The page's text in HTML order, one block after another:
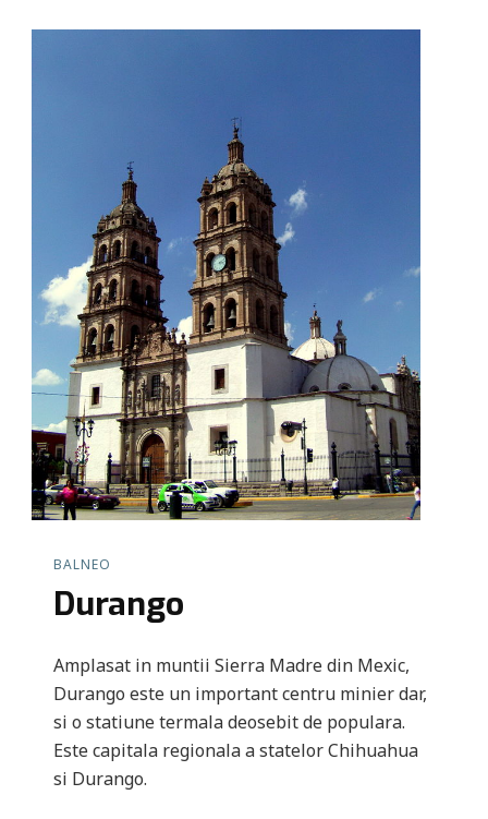
BALNEO
Durango
Amplasat in muntii Sierra Madre din Mexic,
Durango este un important centru minier dar,
si o statiune termala deosebit de populara.
Este capitala regionala a statelor Chihuahua
si Durango.